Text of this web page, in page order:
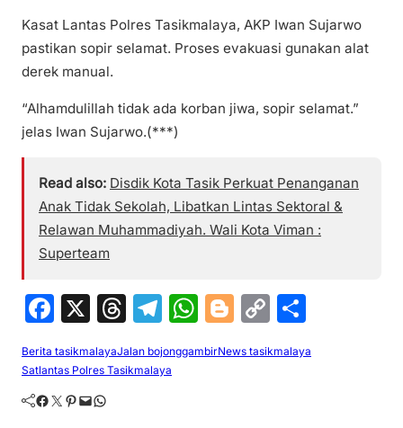
Kasat Lantas Polres Tasikmalaya, AKP Iwan Sujarwo
pastikan sopir selamat. Proses evakuasi gunakan alat
derek manual.
“Alhamdulillah tidak ada korban jiwa, sopir selamat.”
jelas Iwan Sujarwo.(***)
Read also: Disdik Kota Tasik Perkuat Penanganan
Anak Tidak Sekolah, Libatkan Lintas Sektoral &
Relawan Muhammadiyah. Wali Kota Viman :
Superteam
F
c
e
X
T
e
T
e
W
at
Bl
g
C
p ar
Berita tasikmalayaJalan bojonggambirNews tasikmalaya
Satlantas Polres Tasikmalaya
Facebook Twitter Pinterest Mail WhatsApp